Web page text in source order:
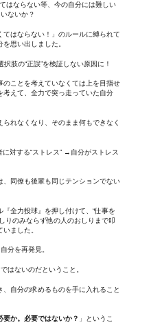
ならない等、今の自分には難しい
ないか？
てはならない！」のルールに縛られて
思い出しました。
肢の“正誤”を検証しない原因に！
ことを考えていなくては上を目指せ
えて、全力で突っ走っていた自分
れなくなり、そのまま何もできなく
対する“ストレス” →自分がストレス
同僚も後輩も同じテンションでない
全力投球』を押し付けて、“仕事を
りのみならず他の人のおしりまで叩
ました。
分を再発見。
はないのだということ。
自分の求めるものを手に入れること
か。必要ではないか？ 」というこ